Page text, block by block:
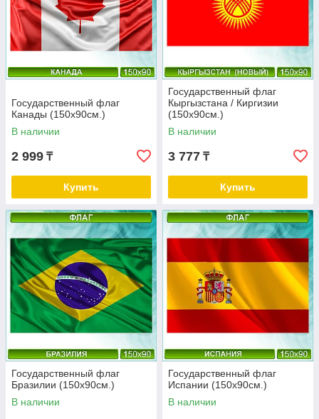
Государственный флаг
Канады (150х90см.)
В наличии
2 999 ₸
Купить
Государственный флаг
Кыргызстана / Киргизии
(150х90см.)
В наличии
3 777 ₸
Купить
Государственный флаг
Бразилии (150х90см.)
В наличии
Государственный флаг
Испании (150х90см.)
В наличии